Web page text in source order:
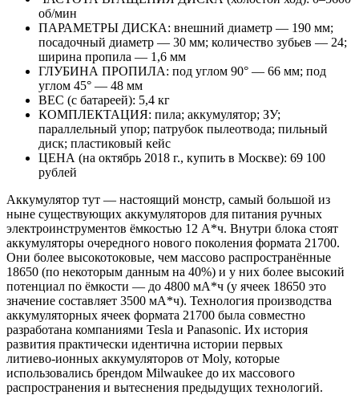
об/мин
ПАРАМЕТРЫ ДИСКА: внешний диаметр — 190 мм;
посадочный диаметр — 30 мм; количество зубьев — 24;
ширина пропила — 1,6 мм
ГЛУБИНА ПРОПИЛА: под углом 90° — 66 мм; под
углом 45° — 48 мм
ВЕС (с батареей): 5,4 кг
КОМПЛЕКТАЦИЯ: пила; аккумулятор; ЗУ;
параллельный упор; патрубок пылеотвода; пильный
диск; пластиковый кейс
ЦЕНА (на октябрь 2018 г., купить в Москве): 69 100
рублей
Аккумулятор тут — настоящий монстр, самый большой из
ныне существующих аккумуляторов для питания ручных
электроинструментов ёмкостью 12 А*ч. Внутри блока стоят
аккумуляторы очередного нового поколения формата 21700.
Они более высокотоковые, чем массово распространённые
18650 (по некоторым данным на 40%) и у них более высокий
потенциал по ёмкости — до 4800 мА*ч (у ячеек 18650 это
значение составляет 3500 мА*ч). Технология производства
аккумуляторных ячеек формата 21700 была совместно
разработана компаниями Tesla и Panasonic. Их история
развития практически идентична истории первых
литиево‑ионных аккумуляторов от Moly, которые
использовались брендом Milwaukee до их массового
распространения и вытеснения предыдущих технологий.